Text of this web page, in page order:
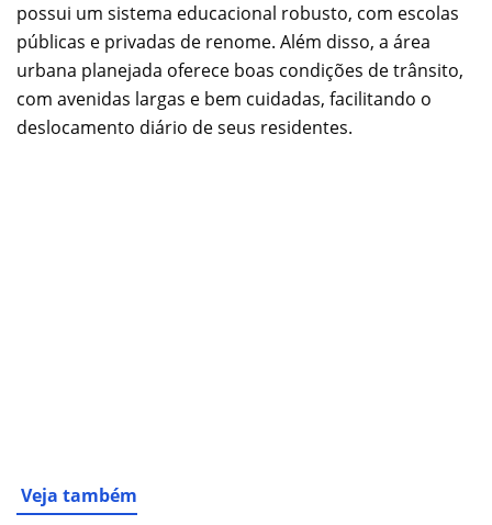
possui um sistema educacional robusto, com escolas
públicas e privadas de renome. Além disso, a área
urbana planejada oferece boas condições de trânsito,
com avenidas largas e bem cuidadas, facilitando o
deslocamento diário de seus residentes.
Veja também